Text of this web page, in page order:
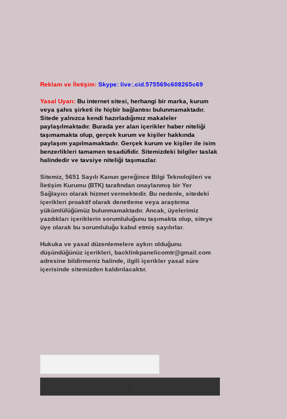
Reklam ve İletişim: Skype: live:.cid.575569c608265c69
Yasal Uyarı: Bu internet sitesi, herhangi bir marka, kurum
veya şahıs şirketi ile hiçbir bağlantısı bulunmamaktadır.
Sitede yalnızca kendi hazırladığımız makaleler
paylaşılmaktadır. Burada yer alan içerikler haber niteliği
taşımamakta olup, gerçek kurum ve kişiler hakkında
paylaşım yapılmamaktadır. Gerçek kurum ve kişiler ile isim
benzerlikleri tamamen tesadüfidir. Sitemizdeki bilgiler taslak
halindedir ve tavsiye niteliği taşımazlar.
Sitemiz, 5651 Sayılı Kanun gereğince Bilgi Teknolojileri ve
İletişim Kurumu (BTK) tarafından onaylanmış bir Yer
Sağlayıcı olarak hizmet vermektedir. Bu nedenle, sitedeki
içerikleri proaktif olarak denetleme veya araştırma
yükümlülüğümüz bulunmamaktadır. Ancak, üyelerimiz
yazdıkları içeriklerin sorumluluğunu taşımakta olup, siteye
üye olarak bu sorumluluğu kabul etmiş sayılırlar.
Hukuka ve yasal düzenlemelere aykırı olduğunu
düşündüğünüz içerikleri, backlinkpanelicomtr@gmail.com
adresine bildirmeniz halinde, ilgili içerikler yasal süre
içerisinde sitemizden kaldırılacaktır.